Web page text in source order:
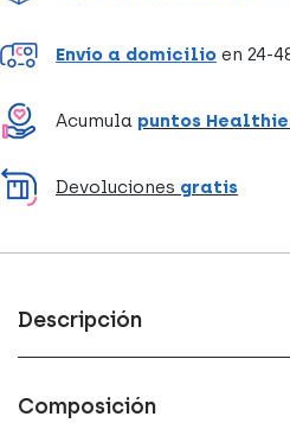
Envío a domicilio en 24-
Acumula puntos
Devoluciones gratis
Descripción
Composición